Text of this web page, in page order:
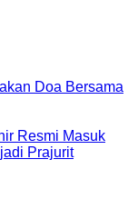
Doa Bersama
Resmi Masuk
Prajurit